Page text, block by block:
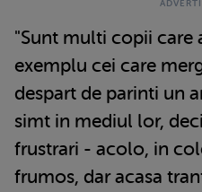
"Sunt multi copii care
exemplu cei care
despart de parinti un
simt in mediul lor,
frustrari - acolo, in
frumos, dar acasa